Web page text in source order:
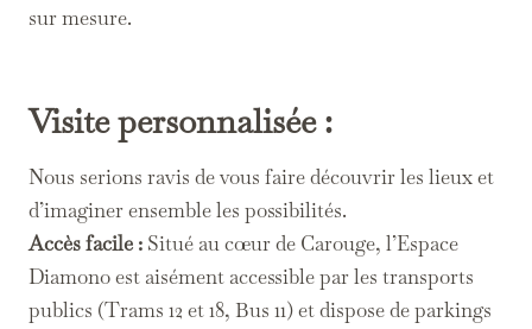
sur mesure.
Visite personnalisée :
Nous serions ravis de vous faire découvrir les lieux et
d’imaginer ensemble les possibilités.
Accès facile : Situé au cœur de Carouge, l’Espace
Diamono est aisément accessible par les transports
publics (Trams 12 et 18, Bus 11) et dispose de parkings